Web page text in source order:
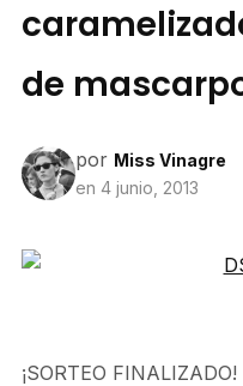
de
por Miss Vinagre
en 4 junio, 2013
¡SORTEO